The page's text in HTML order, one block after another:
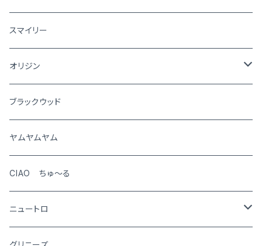
犬
猫
スマイリー
オリジン
犬
猫
ブラックウッド
ヤムヤムヤム
CIAO ちゅ～る
ニュートロ
シュプレモ